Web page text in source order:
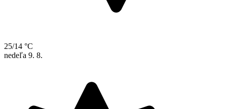
25/14 °C
nedeľa 9. 8.